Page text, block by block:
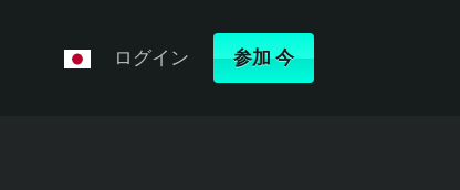
ログイン 参加 今